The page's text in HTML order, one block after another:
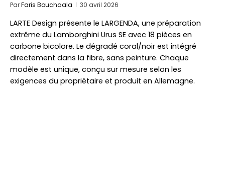
ParFaris Bouchaala 30 avril 2026
LARTE Design présente le LARGENDA, une préparation
extrême du Lamborghini Urus SE avec 18 pièces en
carbone bicolore. Le dégradé coral/noir est intégré
directement dans la fibre, sans peinture. Chaque
modèle est unique, conçu sur mesure selon les
exigences du propriétaire et produit en Allemagne.